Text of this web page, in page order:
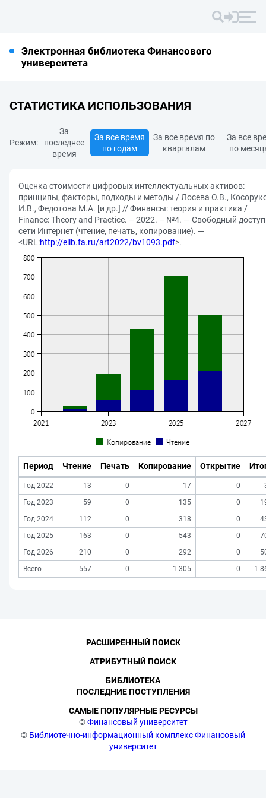
Электронная библиотека Финансового
университета
СТАТИСТИКА ИСПОЛЬЗОВАНИЯ
Режим:
За
последнее
время
За все время
по годам
За все время по
кварталам
За все
по
Оценка стоимости цифровых интеллектуальных активов:
принципы, факторы, подходы и методы / Лосева О.В.,
И.В., Федотова М.А. [и др.] // Финансы: теория и практика /
Finance: Theory and Practice. – 2022. – №4. — Свободный
сети Интернет (чтение, печать, копирование). —
<URL:http://elib.fa.ru/art2022/bv1093.pdf>.
Период Чтение Печать Копирование Открытие
Год 2022 13 0 17 0
Год 2023
59 0 135 0
Год 2024
112 0 318 0
Год 2025
163 0 543 0
Год 2026
210 0 292 0
Всего
557 0 1 305 0 1
©Финансовый университет
© Библиотечно-информационный комплекс Финансовый
университет
РАСШИРЕННЫЙ ПОИСК
АТРИБУТНЫЙ ПОИСК
БИБЛИОТЕКА
ПОСЛЕДНИЕ ПОСТУПЛЕНИЯ
САМЫЕ ПОПУЛЯРНЫЕ РЕСУРСЫ